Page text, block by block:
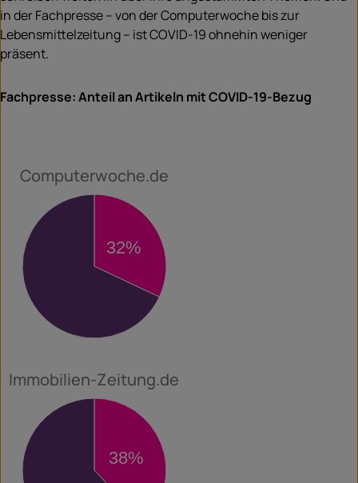
in der Fachpresse – von der Computerwoche bis zur
Lebensmittelzeitung – ist COVID-19 ohnehin weniger
präsent.
Fachpresse: Anteil an Artikeln mit COVID-19-Bezug
Computerwoche.de
32%
Immobilien-Zeitung.de
38%